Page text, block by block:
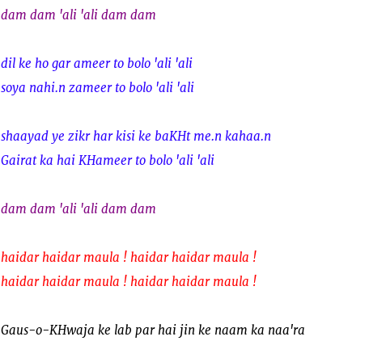
dam dam 'ali 'ali dam dam
dil ke ho gar ameer to bolo 'ali 'ali
soya nahi.n zameer to bolo 'ali 'ali
shaayad ye zikr har kisi ke baKHt me.n kahaa.n
Gairat ka hai KHameer to bolo 'ali 'ali
dam dam 'ali 'ali dam dam
haidar haidar maula ! haidar haidar maula !
haidar haidar maula ! haidar haidar maula !
Gaus-o-KHwaja ke lab par hai jin ke naam ka naa'ra